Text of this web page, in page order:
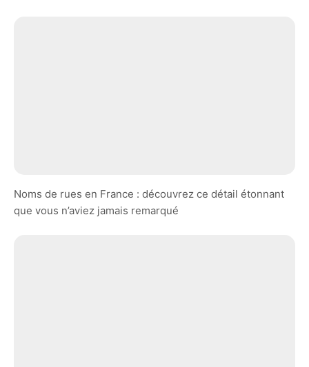
Noms de rues en France : découvrez ce détail étonnant
que vous n’aviez jamais remarqué